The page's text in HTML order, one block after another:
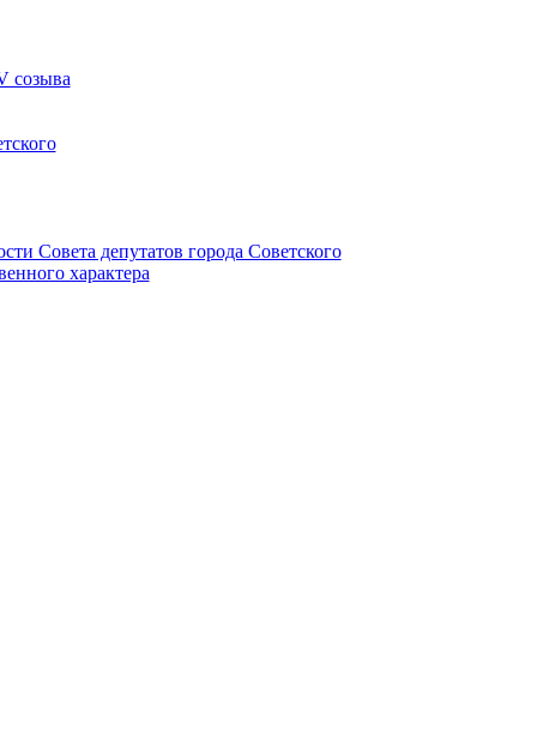
созыва
Совета депутатов города Советского
характера